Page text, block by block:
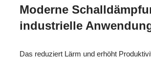
Moderne
industrielle
Das reduziert Lärm und erhöht